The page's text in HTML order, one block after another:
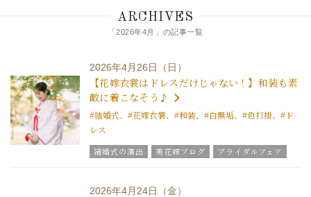
ARCHIVES
「2026年4月」の記事一覧
2026年4月26日（日）
【花嫁衣裳はドレスだけじゃない！】和装も素
敵に着こなそう♪
#結婚式、#花嫁衣裳、#和装、#白無垢、#色打掛、#ド
レス
結婚式の演出 美花嫁ブログ
ブライダルフェア
結婚式の豆知識
2026年4月24日（金）